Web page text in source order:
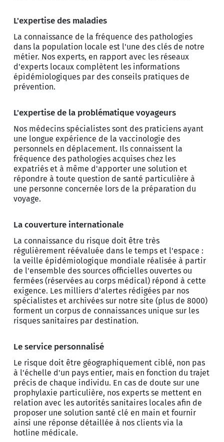
L'expertise des maladies
La connaissance de la fréquence des pathologies
dans la population locale est l'une des clés de notre
métier. Nos experts, en rapport avec les réseaux
d'experts locaux complètent les informations
épidémiologiques par des conseils pratiques de
prévention.
L'expertise de la problématique voyageurs
Nos médecins spécialistes sont des praticiens ayant
une longue expérience de la vaccinologie des
personnels en déplacement. Ils connaissent la
fréquence des pathologies acquises chez les
expatriés et à même d'apporter une solution et
répondre à toute question de santé particulière à
une personne concernée lors de la préparation du
voyage.
La couverture internationale
La connaissance du risque doit être très
régulièrement réévaluée dans le temps et l'espace :
la veille épidémiologique mondiale réalisée à partir
de l'ensemble des sources officielles ouvertes ou
fermées (réservées au corps médical) répond à cette
exigence. Les milliers d'alertes rédigées par nos
spécialistes et archivées sur notre site (plus de 8000)
forment un corpus de connaissances unique sur les
risques sanitaires par destination.
Le service personnalisé
Le risque doit être géographiquement ciblé, non pas
à l'échelle d'un pays entier, mais en fonction du trajet
précis de chaque individu. En cas de doute sur une
prophylaxie particulière, nos experts se mettent en
relation avec les autorités sanitaires locales afin de
proposer une solution santé clé en main et fournir
ainsi une réponse détaillée à nos clients via la
hotline médicale.